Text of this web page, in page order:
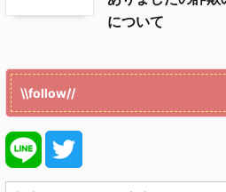
について
\\follow//